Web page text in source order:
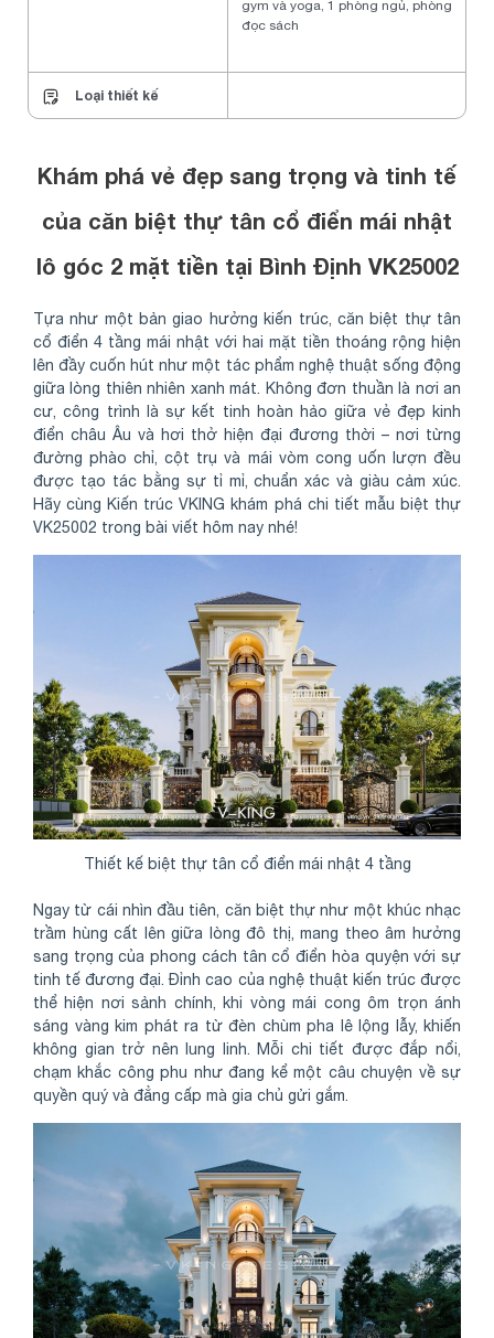
gym và yoga, 1 phòng ngủ, phòng
đọc sách
Loại thiết kế
Khám phá vẻ đẹp sang trọng và tinh tế
của căn biệt thự tân cổ điển mái nhật
lô góc 2 mặt tiền tại Bình Định VK25002
Tựa như một bản giao hưởng kiến trúc, căn biệt thự tân
cổ điển 4 tầng mái nhật với hai mặt tiền thoáng rộng hiện
lên đầy cuốn hút như một tác phẩm nghệ thuật sống động
giữa lòng thiên nhiên xanh mát. Không đơn thuần là nơi an
cư, công trình là sự kết tinh hoàn hảo giữa vẻ đẹp kinh
điển châu Âu và hơi thở hiện đại đương thời – nơi từng
đường phào chỉ, cột trụ và mái vòm cong uốn lượn đều
được tạo tác bằng sự tỉ mỉ, chuẩn xác và giàu cảm xúc.
Hãy cùng Kiến trúc VKING khám phá chi tiết mẫu biệt thự
VK25002 trong bài viết hôm nay nhé!
Thiết kế biệt thự tân cổ điển mái nhật 4 tầng
Ngay từ cái nhìn đầu tiên, căn biệt thự như một khúc nhạc
trầm hùng cất lên giữa lòng đô thị, mang theo âm hưởng
sang trọng của phong cách tân cổ điển hòa quyện với sự
tinh tế đương đại. Đỉnh cao của nghệ thuật kiến trúc được
thể hiện nơi sảnh chính, khi vòng mái cong ôm trọn ánh
sáng vàng kim phát ra từ đèn chùm pha lê lộng lẫy, khiến
không gian trở nên lung linh. Mỗi chi tiết được đắp nổi,
chạm khắc công phu như đang kể một câu chuyện về sự
quyền quý và đẳng cấp mà gia chủ gửi gắm.